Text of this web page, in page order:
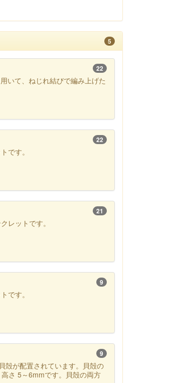
5
22
いて、ねじれ結びで編み上げた
22
です。
21
レットです。
9
です。
9
殻が配置されています。貝殻の
さ 5～6mmです。貝殻の両方